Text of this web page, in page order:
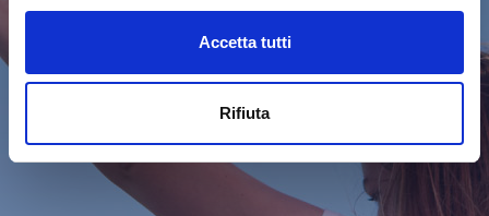
Accetta tutti
Rifiuta